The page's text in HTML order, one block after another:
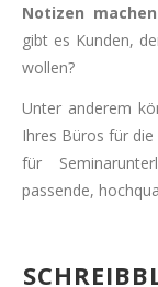
Notizen machen
gibt es Kunden,
wollen?
Unter anderem
Ihres Büros für
für
passende,